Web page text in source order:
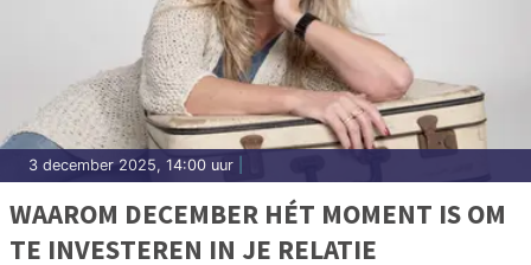
3 december 2025, 14:00 uur
WAAROM DECEMBER HÉT MOMENT IS OM
TE INVESTEREN IN JE RELATIE